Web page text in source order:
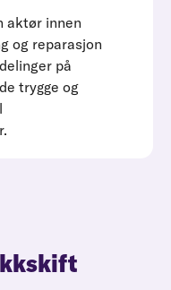
aktør innen
og reparasjon
på
trygge og